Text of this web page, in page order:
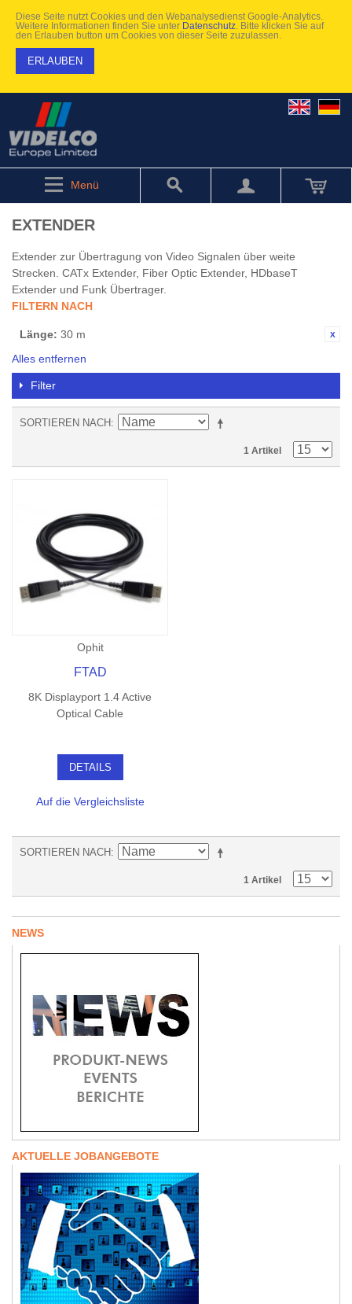
Diese Seite nutzt Cookies und den Webanalysedienst Google-Analytics.
Weitere Informationen finden Sie unter Datenschutz . Bitte klicken Sie auf
den Erlauben button um Cookies von dieser Seite zuzulassen.
ERLAUBEN
Menü
EXTENDER
Extender zur Übertragung von Video Signalen über weite
Strecken. CATx Extender, Fiber Optic Extender, HDbaseT
Extender und Funk Übertrager.
FILTERN NACH
Länge: 30 m
Alles entfernen
Filter
SORTIEREN NACH
1 Artikel
Ophit
FTAD
8K Displayport 1.4 Active
Optical Cable
DETAILS
Auf die Vergleichsliste
SORTIEREN NACH
1 Artikel
NEWS
AKTUELLE JOBANGEBOTE